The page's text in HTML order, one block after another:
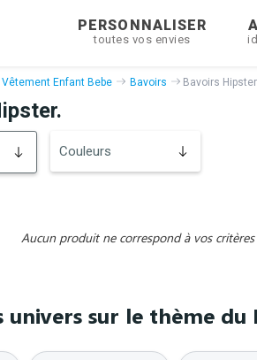
PERSONNALISER
toutes vos envies
Vêtement Enfant Bebe Bavoirs Bavoirs Hipster
Couleurs
Aucun produit ne correspond à vos
univers sur le thème du